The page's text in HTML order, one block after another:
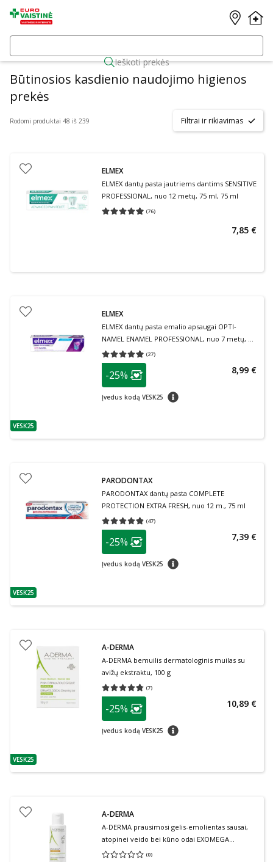
Ieškoti prekės
Būtinosios kasdienio naudojimo higienos
prekės
Rodomi produktai 48 iš 239 Filtrai ir rikiavimas
ELMEX
ELMEX dantų pasta jautriems dantims SENSITIVE
PROFESSIONAL, nuo 12 metų, 75 ml, 75 ml
(76)
Vidutinis įvertinimas 4.95
7,85 €
patarimas
VESK25
ELMEX
ELMEX dantų pasta emalio apsaugai OPTI-
NAMEL ENAMEL PROFESSIONAL, nuo 7 metų, 75
ml
(27)
Vidutinis įvertinimas 4.93
patarimas
Lojalumo klubo narių nuolaida
-25%
Įvedus kodą VESK25 patarimas
8,99 €
patarimas
VESK25
PARODONTAX
PARODONTAX dantų pasta COMPLETE
PROTECTION EXTRA FRESH, nuo 12 m., 75 ml
(47)
Vidutinis įvertinimas 4.79
patarimas
Lojalumo klubo narių nuolaida
-25%
Įvedus kodą VESK25 patarimas
7,39 €
patarimas
VESK25
A-DERMA
A-DERMA bemuilis dermatologinis muilas su
avižų ekstraktu, 100 g
(7)
Vidutinis įvertinimas 4.71
patarimas
Lojalumo klubo narių nuolaida
-25%
Įvedus kodą VESK25 patarimas
10,89 €
A-DERMA
A-DERMA prausimosi gelis-emolientas sausai,
atopinei veido bei kūno odai EXOMEGA
CONTROL, 500 ml
(0)
Vidutinis įvertinimas 0.00